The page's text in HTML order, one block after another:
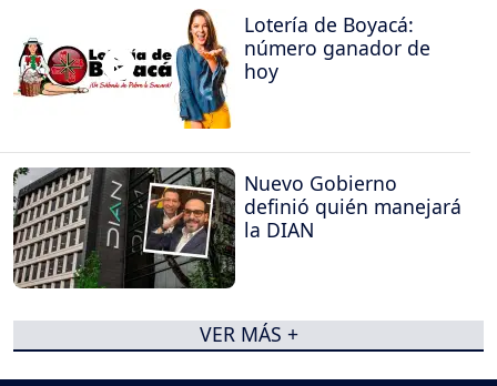
Lotería de Boyacá:
número ganador de
hoy
Nuevo Gobierno
definió quién manejará
la DIAN
VER MÁS +